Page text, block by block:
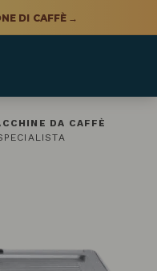
DI CAFFÈ →
DA CAFFÈ